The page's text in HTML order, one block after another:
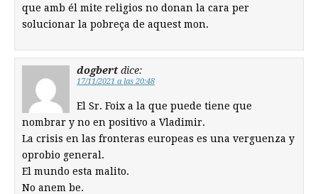
que amb él mite religios no donan la cara per
solucionar la pobreça de aquest mon.
dogbert dice:
17/11/2021 a las 20:48
El Sr. Foix a la que puede tiene que
nombrar y no en positivo a Vladimir.
La crisis en las fronteras europeas es una verguenza y
oprobio general.
El mundo esta malito.
No anem be.